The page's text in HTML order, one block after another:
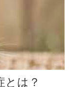
とは？